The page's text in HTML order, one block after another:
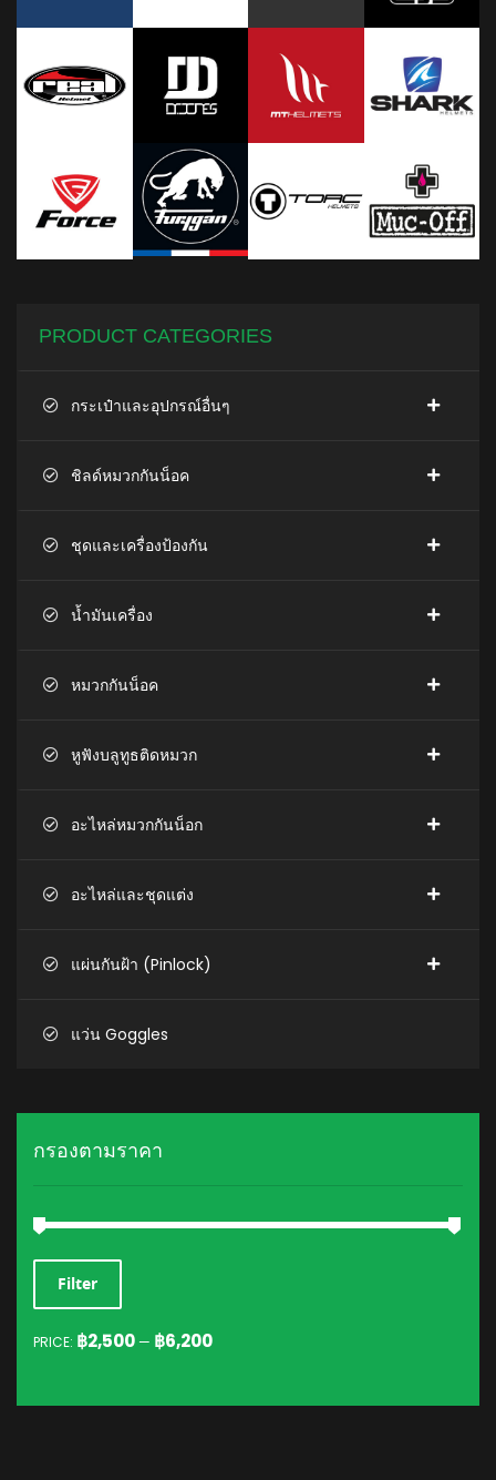
PRODUCT CATEGORIES
กระเป๋าและอุปกรณ์อื่นๆ
ชิลด์หมวกกันน็อค
ชุดและเครื่องป้องกัน
น้ำมันเครื่อง
หมวกกันน็อค
หูฟังบลูทูธติดหมวก
อะไหล่หมวกกันน็อก
อะไหล่และชุดแต่ง
แผ่นกันฝ้า (Pinlock)
แว่น Goggles
กรองตามราคา
MIN
PRICE
MAX
PRICE
Filter
PRICE: ฿2,500 — ฿6,200